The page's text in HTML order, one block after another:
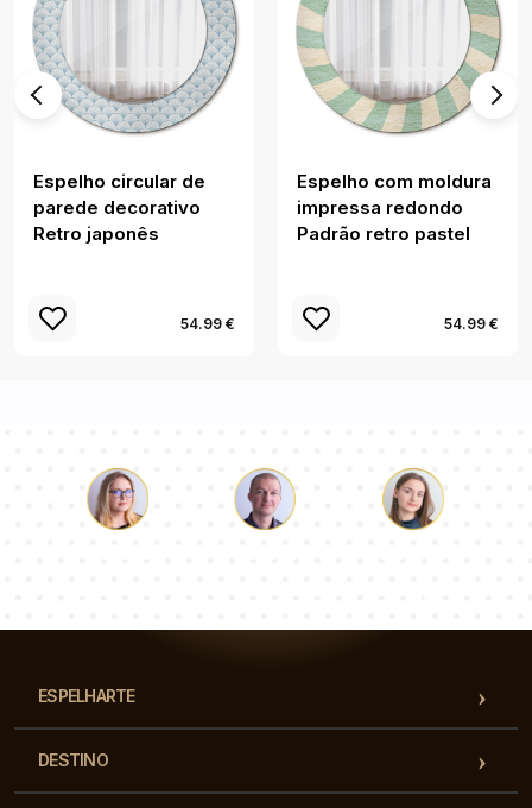
Espelho circular de
parede decorativo
Retro japonês
54.99 €
Espelho com moldura
impressa redondo
Padrão retro pastel
54.99 €
ESPELHARTE
DESTINO